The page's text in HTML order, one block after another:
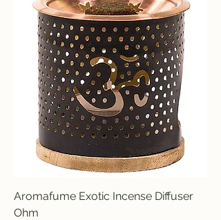
Aromafume Exotic Incense Diffuser
Ohm